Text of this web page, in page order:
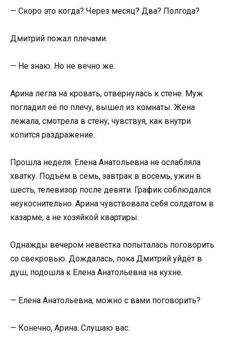
— Скоро это когда? Через месяц? Два? Полгода?
Дмитрий пожал плечами.
— Не знаю. Но не вечно же.
Арина легла на кровать, отвернулась к стене. Муж
погладил её по плечу, вышел из комнаты. Жена
лежала, смотрела в стену, чувствуя, как внутри
копится раздражение.
Прошла неделя. Елена Анатольевна не ослабляла
хватку. Подъём в семь, завтрак в восемь, ужин в
шесть, телевизор после девяти. График соблюдался
неукоснительно. Арина чувствовала себя солдатом в
казарме, а не хозяйкой квартиры.
Однажды вечером невестка попыталась поговорить
со свекровью. Дождалась, пока Дмитрий уйдёт в
душ, подошла к Елена Анатольевна на кухне.
— Елена Анатольевна, можно с вами поговорить?
— Конечно, Арина. Слушаю вас.